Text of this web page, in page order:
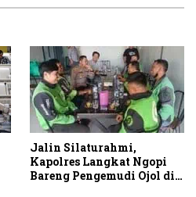
Jalin Silaturahmi,
Kapolres Langkat Ngopi
Bareng Pengemudi Ojol di